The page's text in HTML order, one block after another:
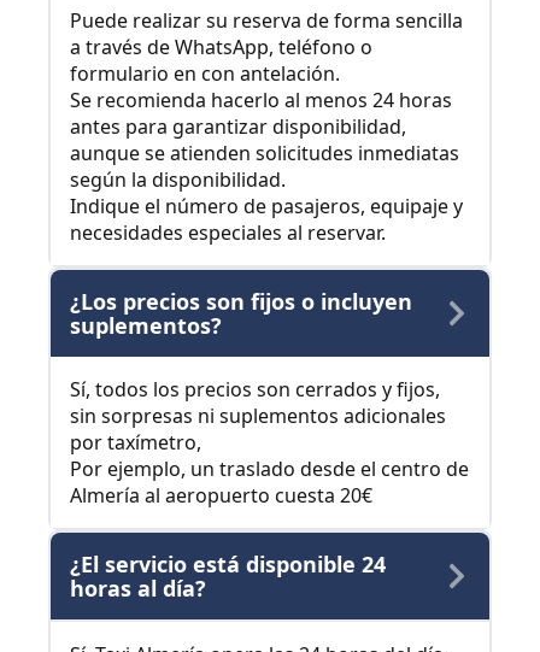
Puede realizar su reserva de forma sencilla
a través de WhatsApp, teléfono o
formulario en con antelación.
Se recomienda hacerlo al menos 24 horas
antes para garantizar disponibilidad,
aunque se atienden solicitudes inmediatas
según la disponibilidad.
Indique el número de pasajeros, equipaje y
necesidades especiales al reservar.
¿Los precios son fijos o incluyen
suplementos?
Sí, todos los precios son cerrados y fijos,
sin sorpresas ni suplementos adicionales
por taxímetro,
Por ejemplo, un traslado desde el centro de
Almería al aeropuerto cuesta 20€
¿El servicio está disponible 24
horas al día?